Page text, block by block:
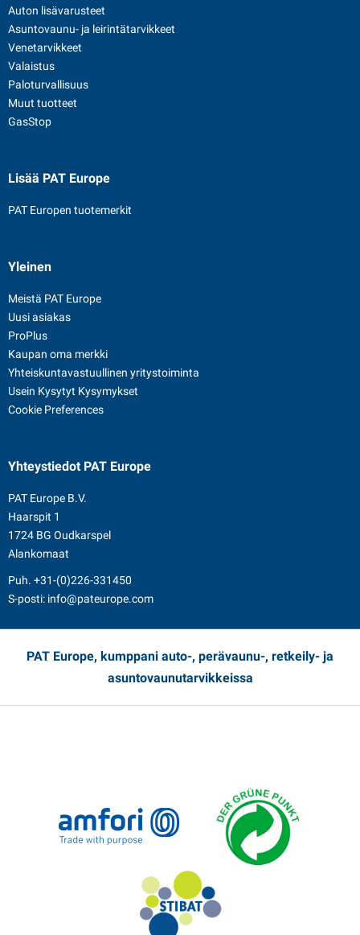
Auton lisävarusteet
Asuntovaunu- ja leirintätarvikkeet
Venetarvikkeet
Valaistus
Paloturvallisuus
Muut tuotteet
GasStop
Lisää PAT Europe
PAT Europen tuotemerkit
Yleinen
Meistä PAT Europe
Uusi asiakas
ProPlus
Kaupan oma merkki
Yhteiskuntavastuullinen yritystoiminta
Usein Kysytyt Kysymykset
Cookie Preferences
YhteystiedotPAT Europe
PAT Europe B.V.
Haarspit 1
1724 BG Oudkarspel
Alankomaat
Puh. +31-(0)226-331450
S-posti: info@pateurope.com
PAT Europe, kumppani auto-, perävaunu-, retkeily- ja
asuntovaunutarvikkeissa